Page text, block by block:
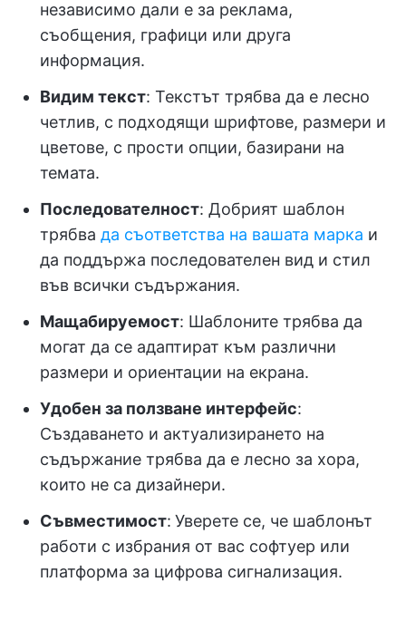
независимо дали е за реклама,
съобщения, графици или друга
информация.
Видим текст: Текстът трябва да е лесно
четлив, с подходящи шрифтове, размери и
цветове, с прости опции, базирани на
темата.
Последователност: Добрият шаблон
трябва да съответства на вашата марка и
да поддържа последователен вид и стил
във всички съдържания.
Мащабируемост: Шаблоните трябва да
могат да се адаптират към различни
размери и ориентации на екрана.
Удобен за ползване интерфейс:
Създаването и актуализирането на
съдържание трябва да е лесно за хора,
които не са дизайнери.
Съвместимост: Уверете се, че шаблонът
работи с избрания от вас софтуер или
платформа за цифрова сигнализация.